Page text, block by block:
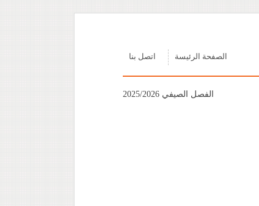
اتصل بنا الصفحة الرئيسة
الفصل الصيفي 2025/2026